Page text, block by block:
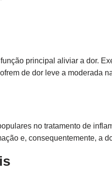
principal aliviar a dor.
de dor leve a moderada
no tratamento de
e, consequentemente, a